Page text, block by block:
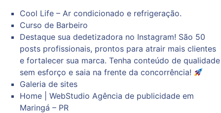
Cool Life – Ar condicionado e refrigeração.
Curso de Barbeiro
Destaque sua dedetizadora no Instagram! São 50
posts profissionais, prontos para atrair mais clientes
e fortalecer sua marca. Tenha conteúdo de qualidade
sem esforço e saia na frente da concorrência!
Galeria de sites
Home | WebStudio Agência de publicidade em
Maringá – PR